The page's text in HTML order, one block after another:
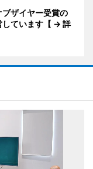
ザイヤー受賞の
しています【 → 詳